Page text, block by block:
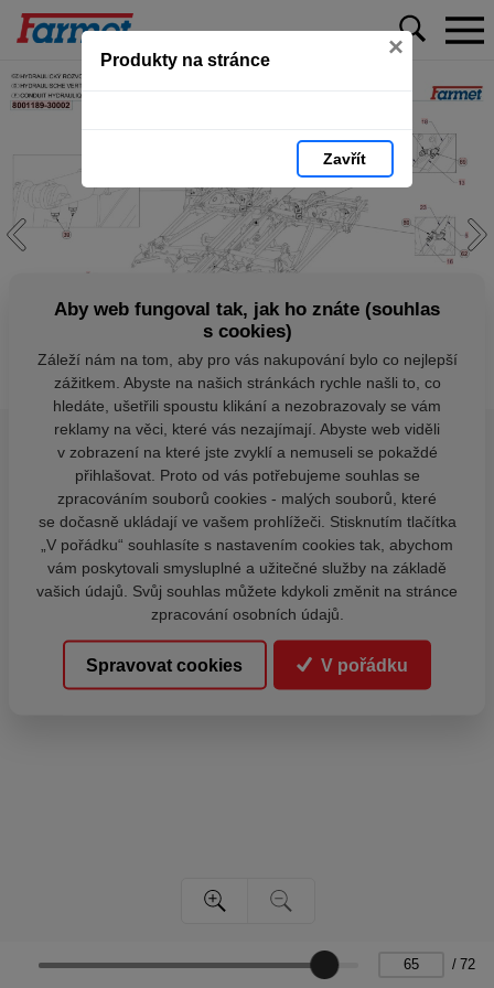
Produkty na stránce ×
Zavřít
/ 72
Aby web fungoval tak, jak ho znáte (souhlas
s cookies)
Záleží nám na tom, aby pro vás nakupování bylo co nejlepší
zážitkem. Abyste na našich stránkách rychle našli to, co
hledáte, ušetřili spoustu klikání a nezobrazovaly se vám
reklamy na věci, které vás nezajímají. Abyste web viděli
v zobrazení na které jste zvyklí a nemuseli se pokaždé
přihlašovat. Proto od vás potřebujeme souhlas se
zpracováním souborů cookies - malých souborů, které
se dočasně ukládají ve vašem prohlížeči. Stisknutím tlačítka
„V pořádku“ souhlasíte s nastavením cookies tak, abychom
vám poskytovali smysluplné a užitečné služby na základě
vašich údajů. Svůj souhlas můžete kdykoli změnit na stránce
zpracování osobních údajů.
Spravovat cookies V pořádku